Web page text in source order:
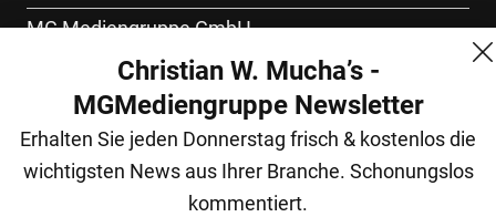
MG Mediengruppe GmbH
Burgring 1/7
1010 Wien
+43 (1) 522 14 14
office@mgmedien.at
Christian W. Mucha’s -
MGMediengruppe Newsletter
Erhalten Sie jeden Donnerstag frisch & kostenlos die
wichtigsten News aus Ihrer Branche. Schonungslos
kommentiert.